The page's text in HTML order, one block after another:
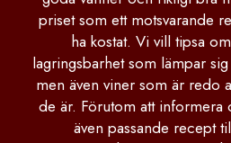
priset som ett motsvarande
ha kostat. Vi vill tipsa
lagringsbarhet som lämpar
men även viner som är redo
de är. Förutom att informera
även passande recept